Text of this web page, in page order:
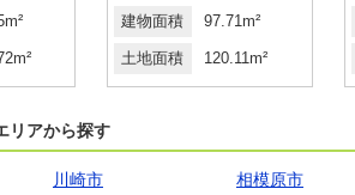
建物面積 97.71m²
土地面積 120.11m²
リアから探す
川崎市 相模原市